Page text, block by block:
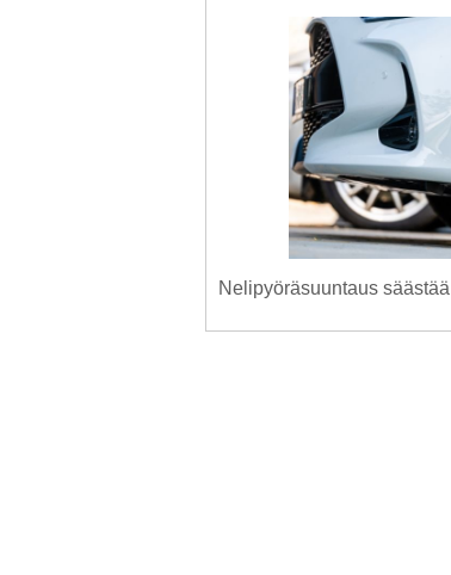
Nelipyöräsuuntaus